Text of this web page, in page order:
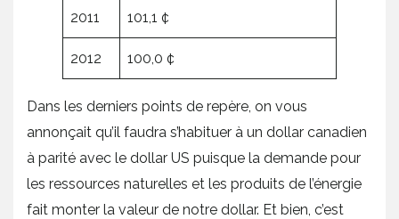
2011 101,1 ¢
2012 100,0 ¢
Dans les derniers points de repère, on vous
annonçait qu’il faudra s’habituer à un dollar canadien
à parité avec le dollar US puisque la demande pour
les ressources naturelles et les produits de l’énergie
fait monter la valeur de notre dollar. Et bien, c’est